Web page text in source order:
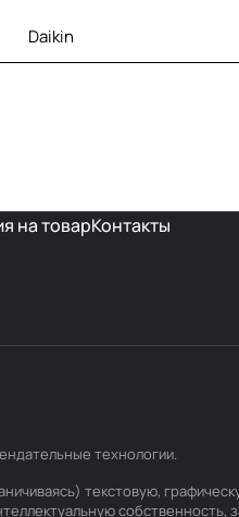
Daikin
на товарКонтакты
технологии.
текстовую,